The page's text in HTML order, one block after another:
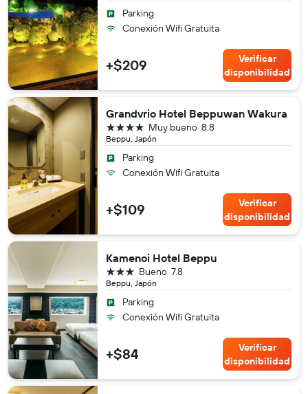
Parking
Conexión Wifi Gratuita
+$209
Verificar
disponibilidad
Grandvrio Hotel Beppuwan Wakura
Beppu, Japón
8.8
Muy bueno
4 estrellas
Parking
Conexión Wifi Gratuita
+$109
Verificar
disponibilidad
Kamenoi Hotel Beppu
Beppu, Japón
7.8
Bueno
3 estrellas
Parking
Conexión Wifi Gratuita
+$84
Verificar
disponibilidad